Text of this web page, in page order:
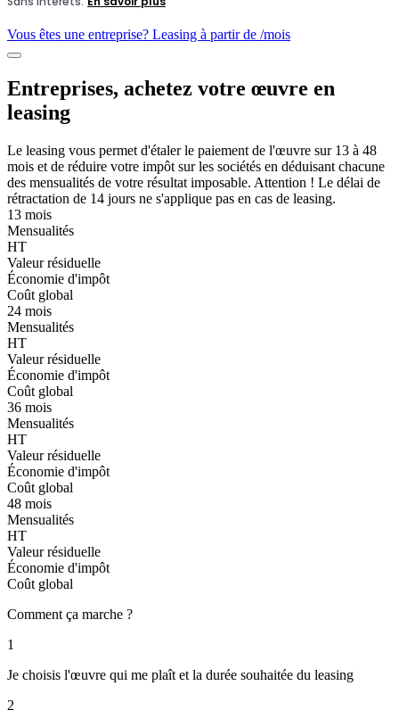
Vous êtes une entreprise? Leasing à partir de /mois
Entreprises, achetez votre œuvre en
leasing
Le leasing vous permet d'étaler le paiement de l'œuvre sur 13 à 48
mois et de réduire votre impôt sur les sociétés en déduisant chacune
des mensualités de votre résultat imposable. Attention ! Le délai de
rétractation de 14 jours ne s'applique pas en cas de leasing.
13 mois
Mensualités
HT
Valeur résiduelle
Économie d'impôt
Coût global
24 mois
Mensualités
HT
Valeur résiduelle
Économie d'impôt
Coût global
36 mois
Mensualités
HT
Valeur résiduelle
Économie d'impôt
Coût global
48 mois
Mensualités
HT
Valeur résiduelle
Économie d'impôt
Coût global
Comment ça marche ?
1
Je choisis l'œuvre qui me plaît et la durée souhaitée du leasing
2